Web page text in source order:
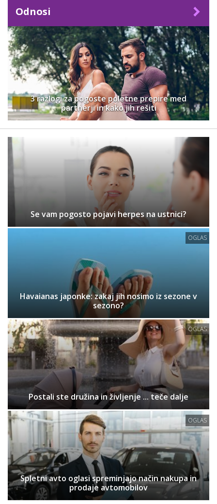
Odnosi
3 razlogi za pogoste poletne prepire med
partnerji in kako jih rešiti
Se vam pogosto pojavi herpes na ustnici?
OGLAS
Havaianas japonke: zakaj jih nosimo iz sezone v
sezono?
OGLAS
Postali ste družina in življenje ... teče dalje
OGLAS
Spletni avto oglasi spreminjajo način nakupa in
prodaje avtomobilov